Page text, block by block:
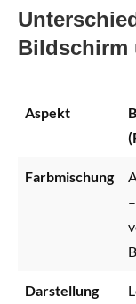
Bildschirm
Aspekt
Farbmischung
Darstellung